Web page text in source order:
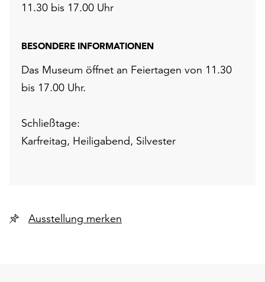
11.30 bis 17.00 Uhr
BESONDERE INFORMATIONEN
Das Museum öffnet an Feiertagen von 11.30
bis 17.00 Uhr.
Schließtage:
Karfreitag, Heiligabend, Silvester
Ausstellung merken